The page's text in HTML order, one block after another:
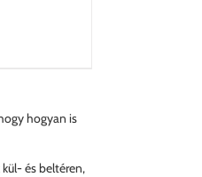
hogyan is
és beltéren,